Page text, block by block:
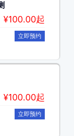
¥100.00起
立即预约
¥100.00起
立即预约